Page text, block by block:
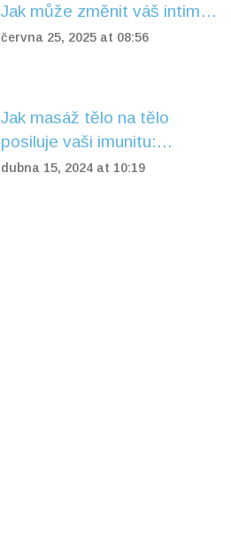
Jak může změnit váš intimní
život a sebevědomí
června 25, 2025 at 08:56
Jak masáž tělo na tělo
posiluje vaši imunitu:
nečekané výhody
dubna 15, 2024 at 10:19